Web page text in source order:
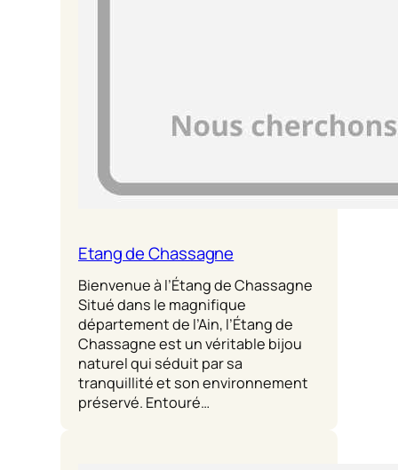
Etang de Chassagne
Bienvenue à l’Étang de Chassagne
Situé dans le magnifique
département de l’Ain, l’Étang de
Chassagne est un véritable bijou
naturel qui séduit par sa
tranquillité et son environnement
préservé. Entouré…